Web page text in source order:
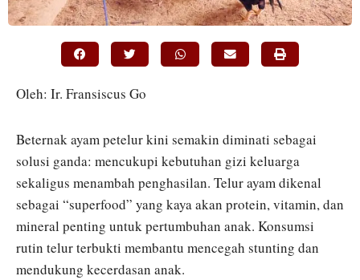
Oleh: Ir. Fransiscus Go
Beternak ayam petelur kini semakin diminati sebagai
solusi ganda: mencukupi kebutuhan gizi keluarga
sekaligus menambah penghasilan. Telur ayam dikenal
sebagai “superfood” yang kaya akan protein, vitamin, dan
mineral penting untuk pertumbuhan anak. Konsumsi
rutin telur terbukti membantu mencegah stunting dan
mendukung kecerdasan anak.